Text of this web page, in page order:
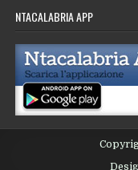
NTACALABRIA APP